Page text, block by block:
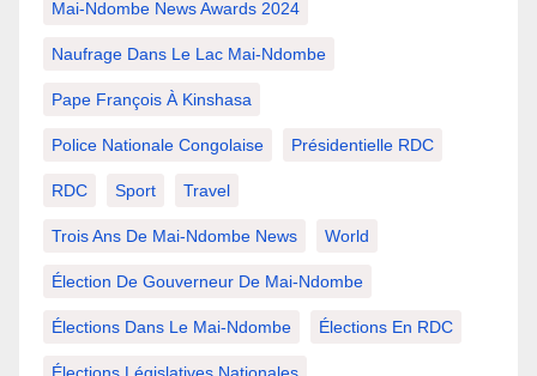
Mai-Ndombe News Awards 2024
Naufrage Dans Le Lac Mai-Ndombe
Pape François À Kinshasa
Police Nationale Congolaise Présidentielle RDC
RDC Sport Travel
Trois Ans De Mai-Ndombe News World
Élection De Gouverneur De Mai-Ndombe
Élections Dans Le Mai-Ndombe Élections En RDC